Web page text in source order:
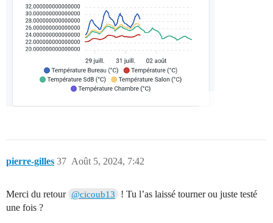
pierre-gilles Août 5, 2024, 7:42
37
Merci du retour @cicoub13
! Tu l’as laissé tourner ou juste testé
une fois ?